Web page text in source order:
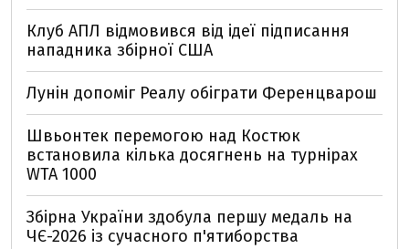
Клуб АПЛ відмовився від ідеї підписання
нападника збірної США
Лунін допоміг Реалу обіграти Ференцварош
Швьонтек перемогою над Костюк
встановила кілька досягнень на турнірах
WTA 1000
Збірна України здобула першу медаль на
ЧЄ-2026 із сучасного п'ятиборства